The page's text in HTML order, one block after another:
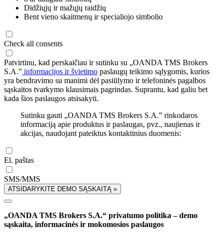
Didžiųjų ir mažųjų raidžių
Bent vieno skaitmenų ir specialiojo simbolio
Check all consents
Patvirtinu, kad perskaičiau ir sutinku su „OANDA TMS Brokers
S.A.” informacijos ir švietimo paslaugų teikimo sąlygomis, kurios
yra bendravimo su manimi dėl pasiūlymo ir telefoninės pagalbos
sąskaitos tvarkymo klausimais pagrindas. Suprantu, kad galiu bet
kada šios paslaugos atsisakyti.
Sutinku gauti „OANDA TMS Brokers S.A.” rinkodaros
informaciją apie produktus ir paslaugas, pvz., naujienas ir
akcijas, naudojant pateiktus kontaktinius duomenis:
El. paštas
SMS/MMS
ATSIDARYKITE DEMO SĄSKAITĄ »
„OANDA TMS Brokers S.A.“ privatumo politika – demo
sąskaita, informacinės ir mokomosios paslaugos